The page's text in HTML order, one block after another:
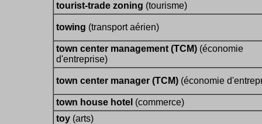
tourist-trade zoning (tourisme)
towing (transport aérien)
town center management (TCM) (économie
d'entreprise)
town center manager (TCM) (économie
town house hotel (commerce)
toy (arts)